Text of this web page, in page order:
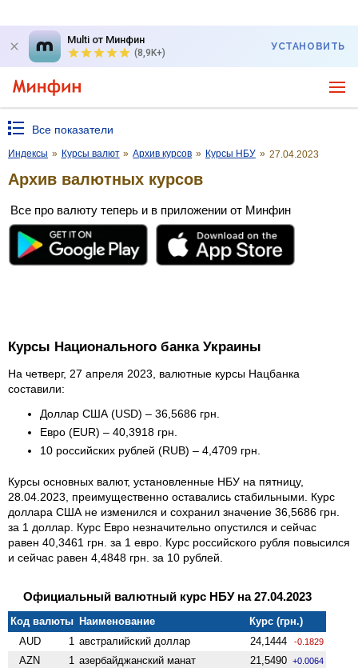
Multi от Минфин
(8,9K+)
УСТАНОВИТЬ
Все показатели
Индексы » Курсы валют » Архив курсов » Курсы НБУ » 27.04.2023
Архив валютных курсов
Все про валюту теперь и в приложении от Минфин
Курсы Национального банка Украины
На четверг, 27 апреля 2023, валютные курсы Нацбанка
составили:
Доллар США (USD) – 36,5686 грн.
Евро (EUR) – 40,3918 грн.
10 российских рублей (RUB) – 4,4709 грн.
Курсы основных валют, установленные НБУ на пятницу,
28.04.2023, преимущественно оставались стабильными. Курс
доллара США не изменился и сохранил значение 36,5686 грн.
за 1 доллар. Курс Евро незначительно опустился и сейчас
равен 40,3461 грн. за 1 евро. Курс российского рубля повысился
и сейчас равен 4,4848 грн. за 10 рублей.
Официальный валютный курс НБУ на 27.04.2023
Код валюты Наименование
Курс (грн.)
AUD
1 австралийский доллар 24,1444 -0.1829
AZN 1 азербайджанский манат 21,5490 +0.0064